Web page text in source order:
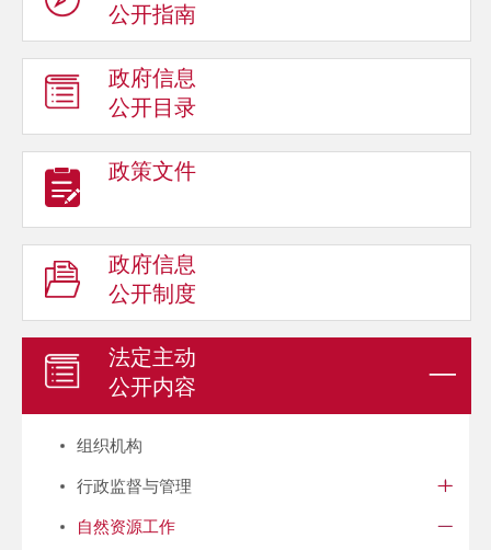
公开指南
政府信息
公开目录
政策文件
政府信息
公开制度
法定主动
公开内容
组织机构
行政监督与管理
自然资源工作